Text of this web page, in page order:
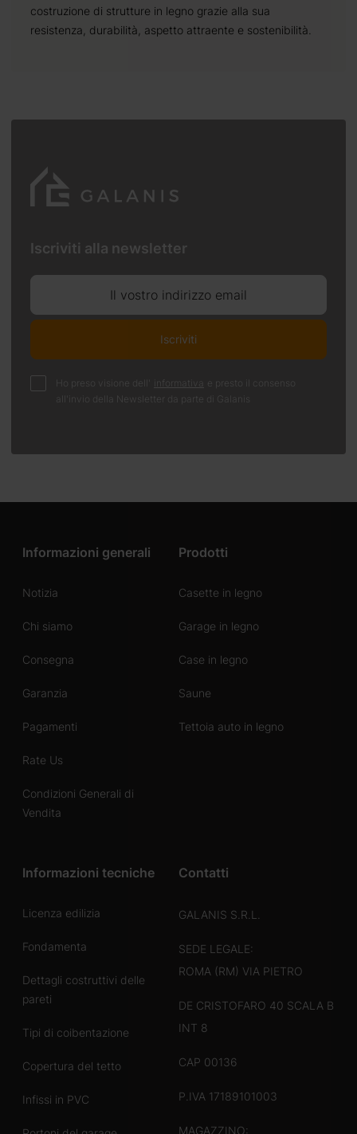
costruzione di strutture in legno grazie alla sua
resistenza, durabilità, aspetto attraente e sostenibilità.
Iscriviti alla newsletter
Il vostro indirizzo email
Iscriviti
Ho preso visione dell' informativa
e presto il consenso
all'invio della Newsletter da parte di Galanis
Informazioni generali
Notizia
Chi siamo
Consegna
Garanzia
Pagamenti
Rate Us
Condizioni Generali di
Vendita
Prodotti
Casette in legno
Garage in legno
Case in legno
Saune
Tettoia auto in legno
Informazioni tecniche
Licenza edilizia
Fondamenta
Dettagli costruttivi delle
pareti
Tipi di coibentazione
Copertura del tetto
Infissi in PVC
Contatti
GALANIS S.R.L.
SEDE LEGALE:
ROMA (RM) VIA PIETRO
DE CRISTOFARO 40 SCALA B
INT 8
CAP 00136
P.IVA 17189101003
MAGAZZINO: